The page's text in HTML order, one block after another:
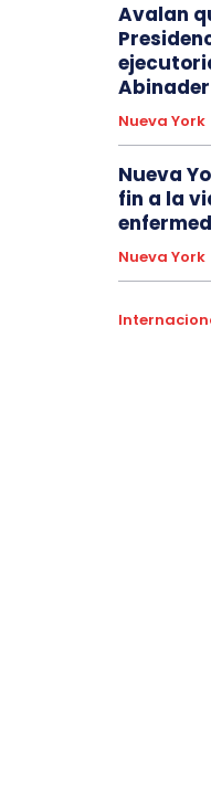
Avalan
Abinader
Nueva York
Nueva
fin a la
Nueva York